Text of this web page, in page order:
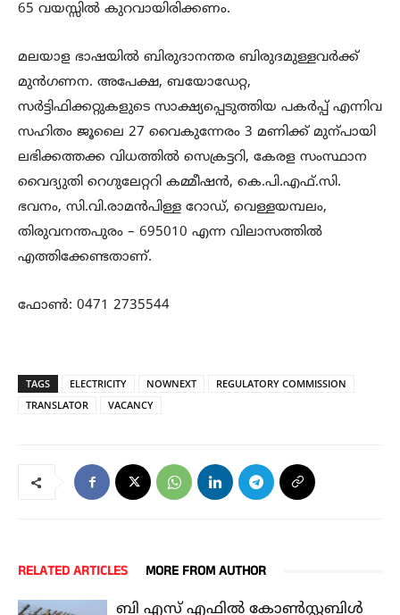
65 വയസ്സില്‍ കുറവായിരിക്കണം.
മലയാള ഭാഷയില്‍ ബിരുദാനന്തര ബിരുദമുള്ളവര്‍ക്ക്
മുന്‍ഗണന. അപേക്ഷ, ബയോഡേറ്റ,
സര്‍ട്ടിഫിക്കറ്റുകളുടെ സാക്ഷ്യപ്പെടുത്തിയ പകര്‍പ്പ് എന്നിവ
സഹിതം ജൂലൈ 27 വൈകുന്നേരം 3 മണിക്ക് മുന്പായി
ലഭിക്കത്തക്ക വിധത്തില്‍ സെക്രട്ടറി, കേരള സംസ്ഥാന
വൈദ്യുതി റെഗുലേറ്ററി കമ്മീഷന്‍, കെ.പി.എഫ്.സി.
ഭവനം, സി.വി.രാമന്‍പിള്ള റോഡ്‌, വെള്ളയമ്പലം,
തിരുവനന്തപുരം – 695010 എന്ന വിലാസത്തില്‍
എത്തിക്കേണ്ടതാണ്.
ഫോണ്‍: 0471 2735544
TAGS ELECTRICITY NOWNEXT
REGULATORY COMMISSION
TRANSLATOR
VACANCY
RELATED ARTICLES MORE FROM AUTHOR
ബി എസ് എഫിൽ കോൺസ്റ്റബിൾ